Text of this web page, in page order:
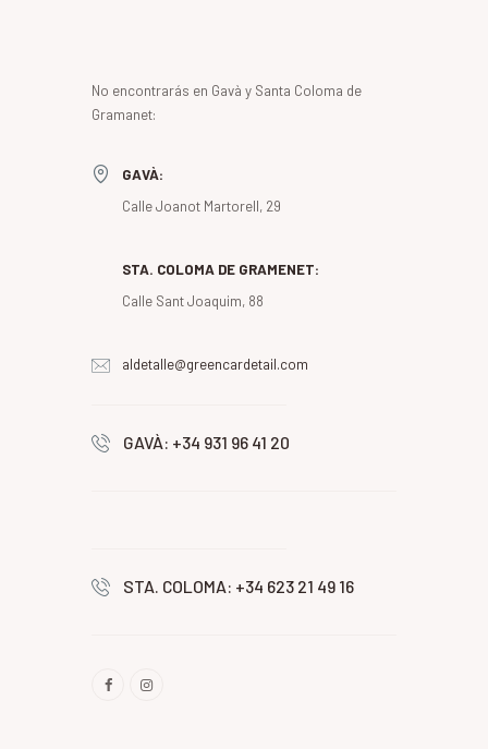
No encontrarás en Gavà y Santa Coloma de
Gramanet:
GAVÀ:
Calle Joanot Martorell, 29
STA. COLOMA DE GRAMENET:
Calle Sant Joaquim, 88
aldetalle@greencardetail.com
GAVÀ: +34 931 96 41 20
STA. COLOMA: +34 623 21 49 16